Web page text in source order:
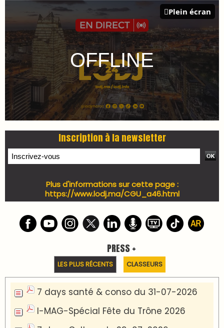
PRESS +
LES PLUS RÉCENTS CLASSEURS
7 days santé & conso du 31-07-2026
I-MAG-Spécial Fête du Trône 2026
7 days Culture du 29-07-2026
7 days Auto-Moto du 27-07-2026
PODCAST +
LES PLUS RÉCENTS CLASSEURS
Podcast I-Week-N°137 du 26-07-2026
Podcast Eco-Business du 20-07-2026
Podcast IA-MAG-07 du 22-07-2026
Podcast I-Week N°136-19-07-2026
Podcast I-débats N31 du 18-07-2026